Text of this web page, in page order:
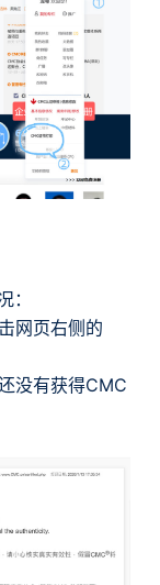
：
网页右侧的
没有获得CMC